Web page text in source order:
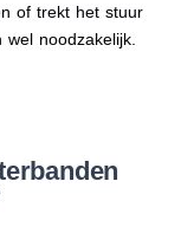
of trekt het stuur
noodzakelijk.